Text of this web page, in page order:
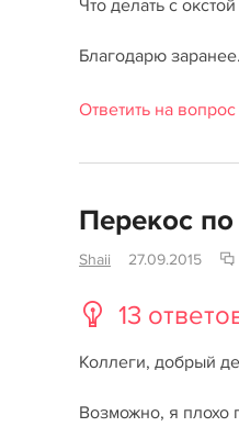
Что делать с
Благодарю заранее.
Ответить на вопрос
Перекос
Shaii 27.09.2015
13
Коллеги, добрый
Возможно, я плохо